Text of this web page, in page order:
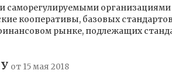
саморегулируемыми
кооперативы, базовых
рынке, подлежащих
от 15 мая 2018